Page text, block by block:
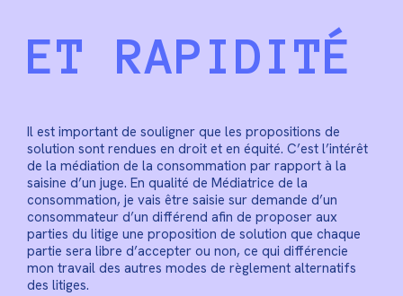
ET RAPIDITÉ
Il est important de souligner que les propositions de
solution sont rendues en droit et en équité. C’est l’intérêt
de la médiation de la consommation par rapport à la
saisine d’un juge. En qualité de Médiatrice de la
consommation, je vais être saisie sur demande d’un
consommateur d’un différend afin de proposer aux
parties du litige une proposition de solution que chaque
partie sera libre d’accepter ou non, ce qui différencie
mon travail des autres modes de règlement alternatifs
des litiges.